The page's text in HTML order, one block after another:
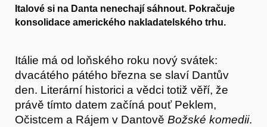
Italové si na Danta nenechají sáhnout. Pokračuje
konsolidace amerického nakladatelského trhu.
Itálie má od loňského roku nový svátek:
dvacátého pátého března se slaví Dantův
den. Literární historici a vědci totiž věří, že
právě tímto datem začíná pouť Peklem,
Očistcem a Rájem v Dantově Božské komedii.